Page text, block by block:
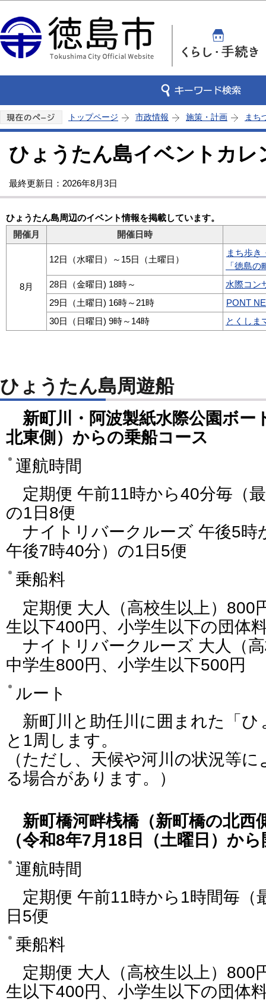
トップページ 市政情報 施策・計画 まち
ひょうたん島イベントカレ
最終更新日：2026年8月3日
ひょうたん島周辺のイベント情報を掲載しています。
開催月
開催日時
8月
12日（水曜日）～15日（土曜日）
まち歩き
「徳島
28日（金曜日) 18時～
水際コン
29日（土曜日) 16時～21時
PONT
30日（日曜日) 9時～14時
とくしま
ひょうたん島周遊船
新町川・阿波製紙水際公園ボー
北東側）からの乗船コース
運航時間
定期便 午前11時から40分毎（
の1日8便
ナイトリバークルーズ 午後5
午後7時40分）の1日5便
乗船料
定期便 大人（高校生以上）800
生以下400円、小学生以下の団体
ナイトリバークルーズ 大人（
中学生800円、小学生以下500円
ルート
新町川と助任川に囲まれた「ひ
と1周します。
（ただし、天候や河川の状況等
る場合があります。）
新町橋河畔桟橋（新町橋の北西
（令和8年7月18日（土曜日）か
運航時間
定期便 午前11時から1時間毎
日5便
乗船料
定期便 大人（高校生以上）800
生以下400円、小学生以下の団体